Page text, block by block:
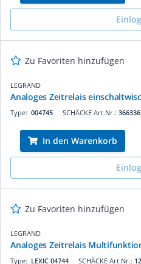
Zu Favoriten hinzufügen
LEGRAND
Analoges Zeitrelais
SCHÄCKE Art.Nr.:
Type: 004745
In den Warenkorb
Zu Favoriten hinzufügen
LEGRAND
Analoges Zeitrelais
SCHÄCKE Art.Nr.:
Type: LEXIC 04744